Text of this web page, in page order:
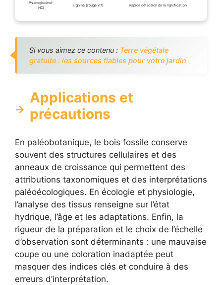
Phloroglucinol-
HCl
Lignine (rouge vif) Rapide détection de la lignification
Si vous aimez ce contenu : Terre végétale
gratuite : les sources fiables pour votre jardin
Applications et
précautions
En paléobotanique, le bois fossile conserve
souvent des structures cellulaires et des
anneaux de croissance qui permettent des
attributions taxonomiques et des interprétations
paléoécologiques. En écologie et physiologie,
l’analyse des tissus renseigne sur l’état
hydrique, l’âge et les adaptations. Enfin, la
rigueur de la préparation et le choix de l’échelle
d’observation sont déterminants : une mauvaise
coupe ou une coloration inadaptée peut
masquer des indices clés et conduire à des
erreurs d’interprétation.